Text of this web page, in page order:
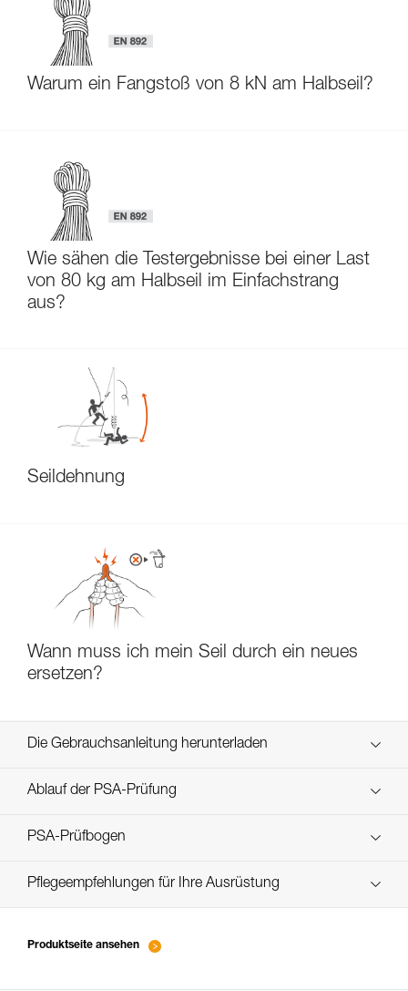
Warum ein Fangstoß von 8 kN am Halbseil?
Wie sähen die Testergebnisse bei einer Last
von 80 kg am Halbseil im Einfachstrang
aus?
Seildehnung
Wann muss ich mein Seil durch ein neues
ersetzen?
Die Gebrauchsanleitung herunterladen
Technical Notice
Ablauf der PSA-Prüfung
verif-EPI-cordes-procedure-DE
PSA-Prüfbogen
verif-EPI-cordes-suivi-DE
Pflegeempfehlungen für Ihre Ausrüstung
Produktseite ansehen